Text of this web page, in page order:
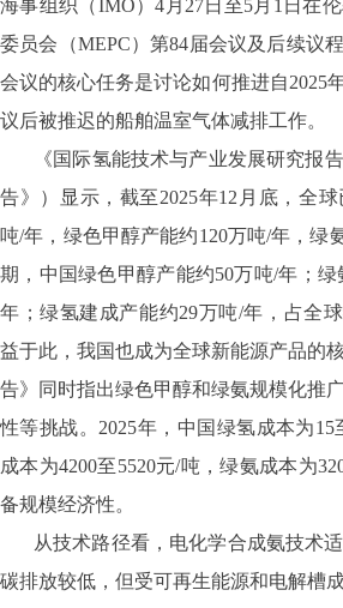
海事组织（IMO）4月27日至5月1日在
委员会（MEPC）第84届会议及后续议
会议的核心任务是讨论如何推进自2025
议后被推迟的船舶温室气体减排工作。
《国际氢能技术与产业发展研究报
告》）显示，截至2025年12月底，全
吨/年，绿色甲醇产能约120万吨/年，绿
期，中国绿色甲醇产能约50万吨/年；
年；绿氢建成产能约29万吨/年，占全
益于此，我国也成为全球新能源产品的
告》同时指出绿色甲醇和绿氨规模化推
性等挑战。2025年，中国绿氢成本为
成本为4200至5520元/吨，绿氨成本为
备规模经济性。
从技术路径看，电化学合成氨技术
碳排放较低，但受可再生能源和电解槽